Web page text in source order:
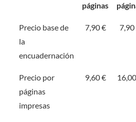
páginas
Precio base de
la
encuadernación
7,90 € 7,90
Precio por
páginas
impresas
9,60 €